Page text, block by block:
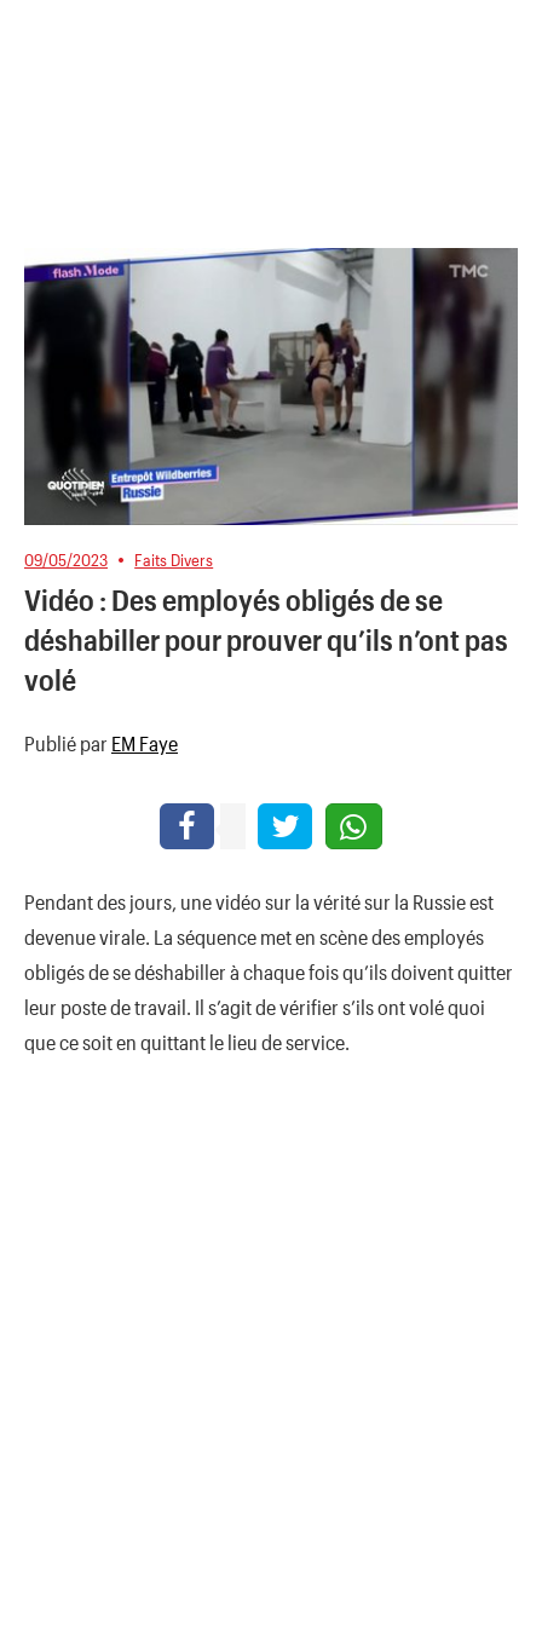
09/05/2023 Faits Divers
Vidéo : Des employés obligés de se
déshabiller pour prouver qu’ils n’ont pas
volé
Publié par EM Faye
Pendant des jours, une vidéo sur la vérité sur la Russie est
devenue virale. La séquence met en scène des employés
obligés de se déshabiller à chaque fois qu’ils doivent quitter
leur poste de travail. Il s’agit de vérifier s’ils ont volé quoi
que ce soit en quittant le lieu de service.